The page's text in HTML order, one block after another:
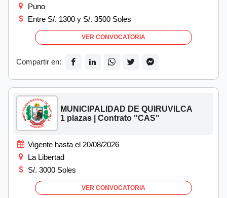
Puno
Entre S/. 1300 y S/. 3500 Soles
VER CONVOCATORIA
Compartir en:
MUNICIPALIDAD DE QUIRUVILCA
1 plazas | Contrato "CAS"
Vigente hasta el 20/08/2026
La Libertad
S/. 3000 Soles
VER CONVOCATORIA